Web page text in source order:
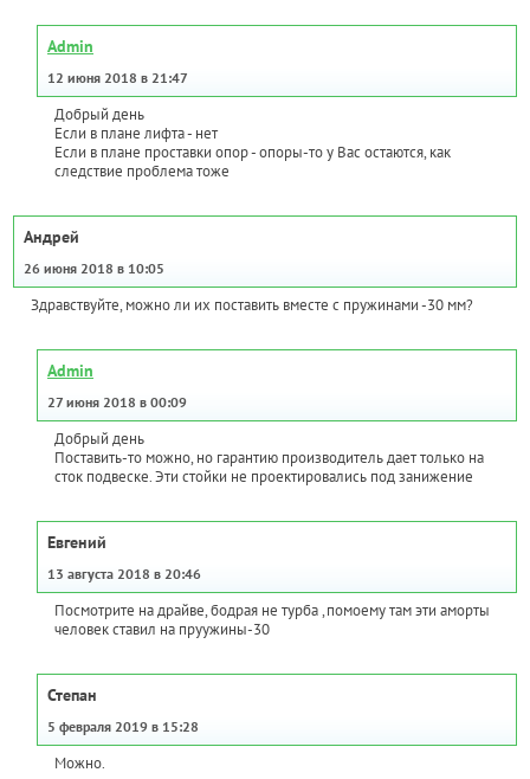
Admin
12 июня 2018 в 21:47
Добрый день
Если в плане лифта - нет
Если в плане проставки опор - опоры-то у Вас остаются, как
следствие проблема тоже
Андрей
26 июня 2018 в 10:05
Здравствуйте, можно ли их поставить вместе с пружинами -30 мм?
Admin
27 июня 2018 в 00:09
Добрый день
Поставить-то можно, но гарантию производитель дает только на
сток подвеске. Эти стойки не проектировались под занижение
Евгений
13 августа 2018 в 20:46
Посмотрите на драйве, бодрая не турба ,помоему там эти аморты
человек ставил на пруужины-30
Степан
5 февраля 2019 в 15:28
Можно.